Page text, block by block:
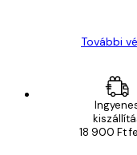
További
18 900 Ft